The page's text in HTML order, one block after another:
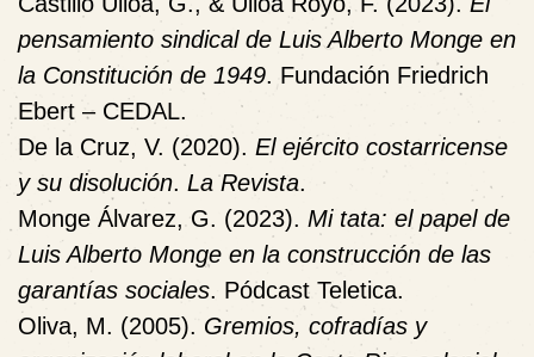
pensamiento sindical de Luis Alberto Monge en
la Constitución de 1949. Fundación Friedrich
Ebert – CEDAL.
De la Cruz, V. (2020). El ejército costarricense
y su disolución. La Revista.
Monge Álvarez, G. (2023). Mi tata: el papel de
Luis Alberto Monge en la construcción de las
garantías sociales. Pódcast Teletica.
Oliva, M. (2005). Gremios, cofradías y